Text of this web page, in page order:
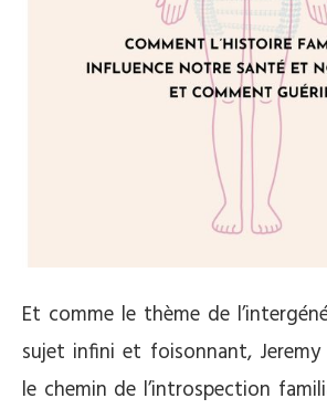
Et comme le thème de
sujet infini et foisonnant,
le chemin de l’introspection